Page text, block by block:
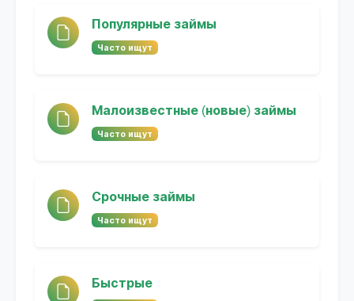
Популярные займы
Часто ищут
Малоизвестные (новые) займы
Часто ищут
Срочные займы
Часто ищут
Быстрые